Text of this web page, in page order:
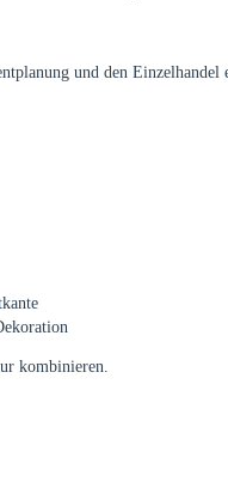
und den
kombinieren.